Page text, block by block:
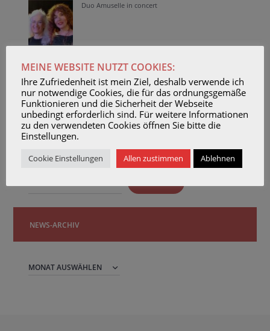
Duo Amuselle in concert
Unterrichtsvideo Glibberfrosch über 60.000
Youtube-Aufrufe
23. February 2026
Das Archiv durchsuchen:
NEWS-ARCHIV
News-
MEINE WEBSITE NUTZT COOKIES:
Ihre Zufriedenheit ist mein Ziel, deshalb verwende ich
nur notwendige Cookies, die für das ordnungsgemäße
Funktionieren und die Sicherheit der Webseite
unbedingt erforderlich sind. Für weitere Informationen
zu den verwendeten Cookies öffnen Sie bitte die
Einstellungen.
Cookie Einstellungen Allen zustimmen Ablehnen